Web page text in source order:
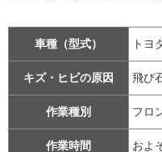
車種（型式） トヨ
キズ・ヒビの原因 飛び
作業種別 フロ
作業時間 およ